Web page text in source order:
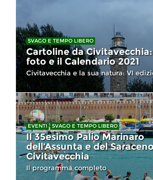
SVAGO E TEMPO LIBERO
Cartoline da
foto e il Calendario 2021
Civitavecchia e la sua natura: VI
EVENTI SVAGO E TEMPO LIBERO
Il 35esimo Palio Marinaro
dell’Assunta e del
Civitavecchia
Il programma completo